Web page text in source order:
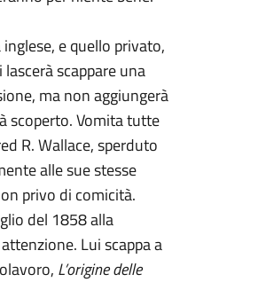
e quello privato,
scappare una
ma non aggiungerà
scoperto. Vomita tutte
R. Wallace, sperduto
alle sue stesse
privo di comicità.
del 1858 alla
Lui scappa a
L’origine delle